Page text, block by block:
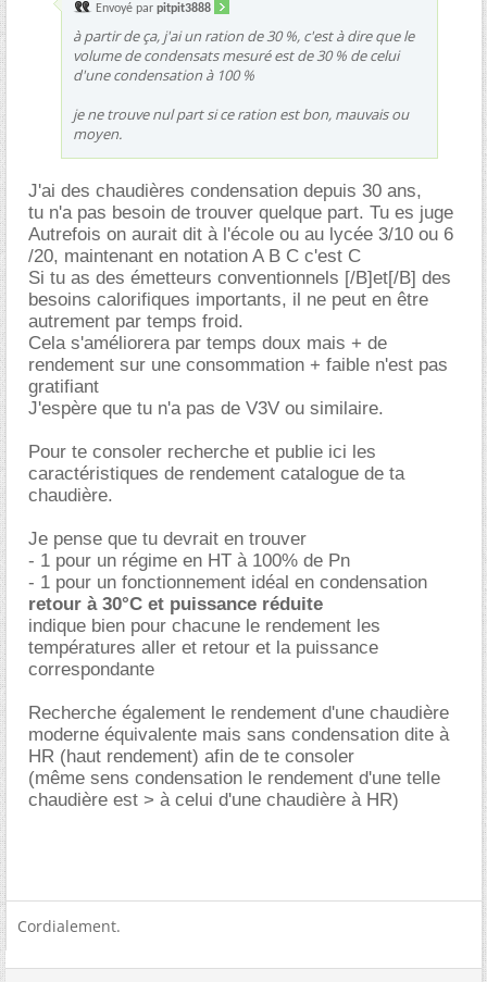
Envoyé par pitpit3888
à partir de ça, j'ai un ration de 30 %, c'est à dire que le
volume de condensats mesuré est de 30 % de celui
d'une condensation à 100 %
je ne trouve nul part si ce ration est bon, mauvais ou
moyen.
J'ai des chaudières condensation depuis 30 ans,
tu n'a pas besoin de trouver quelque part. Tu es juge
Autrefois on aurait dit à l'école ou au lycée 3/10 ou 6
/20, maintenant en notation A B C c'est C
Si tu as des émetteurs conventionnels [/B]et[/B] des
besoins calorifiques importants, il ne peut en être
autrement par temps froid.
Cela s'améliorera par temps doux mais + de
rendement sur une consommation + faible n'est pas
gratifiant
J'espère que tu n'a pas de V3V ou similaire.
Pour te consoler recherche et publie ici les
caractéristiques de rendement catalogue de ta
chaudière.
Je pense que tu devrait en trouver
- 1 pour un régime en HT à 100% de Pn
- 1 pour un fonctionnement idéal en condensation
retour à 30°C et puissance réduite
indique bien pour chacune le rendement les
températures aller et retour et la puissance
correspondante
Recherche également le rendement d'une chaudière
moderne équivalente mais sans condensation dite à
HR (haut rendement) afin de te consoler
(même sens condensation le rendement d'une telle
chaudière est > à celui d'une chaudière à HR)
Cordialement.